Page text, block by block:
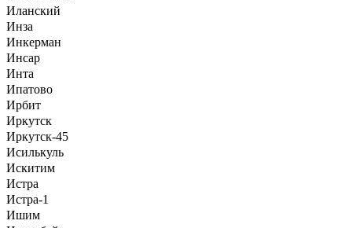
Иланский
Инза
Инкерман
Инсар
Инта
Ипатово
Ирбит
Иркутск
Иркутск-45
Исилькуль
Искитим
Истра
Истра-1
Ишим